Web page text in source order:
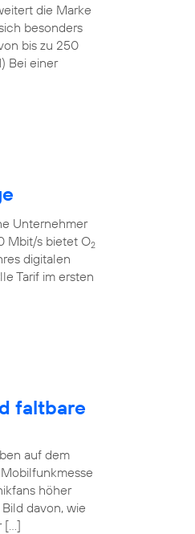
die Marke
besonders
bis zu 250
Bei einer
Unternehmer
Mbit/s bietet O2
digitalen
Tarif im ersten
faltbare
auf dem
höher
davon, wie
[…]